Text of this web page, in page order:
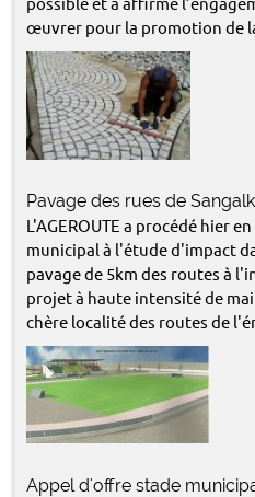
possible et a affirmé
œuvrer pour la promotion de
Pavage des rues de
L'AGEROUTE a procédé hier
municipal à l'étude d'impact
pavage de 5km des routes à
projet à haute intensité de
chère localité des routes de
Appel d'offre stade